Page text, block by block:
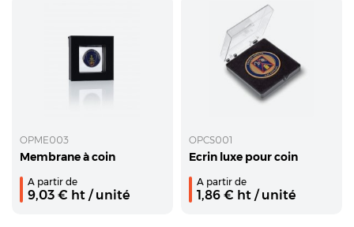
OPME003
Membrane à coin
A partir de
9,03 € ht / unité
OPCS001
Ecrin luxe pour coin
A partir de
1,86 € ht / unité